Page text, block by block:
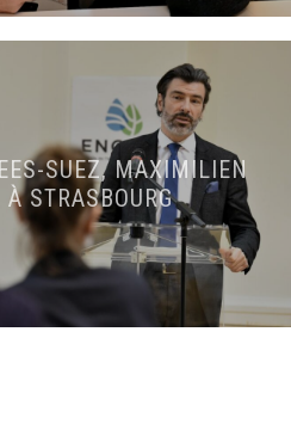
SUEZ, MAXIMILIEN
STRASBOURG